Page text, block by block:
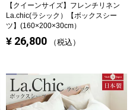
【クイーンサイズ】 フレンチリネン
La.chic(ラシック）【ボックスシー
ツ】(160×200×30cm）
¥ 26,800 税込